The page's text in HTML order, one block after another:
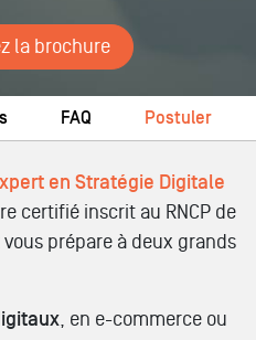
la brochure
FAQ Postuler
en Stratégie Digitale
certifié inscrit au RNCP de
prépare à deux grands
, en e-commerce ou